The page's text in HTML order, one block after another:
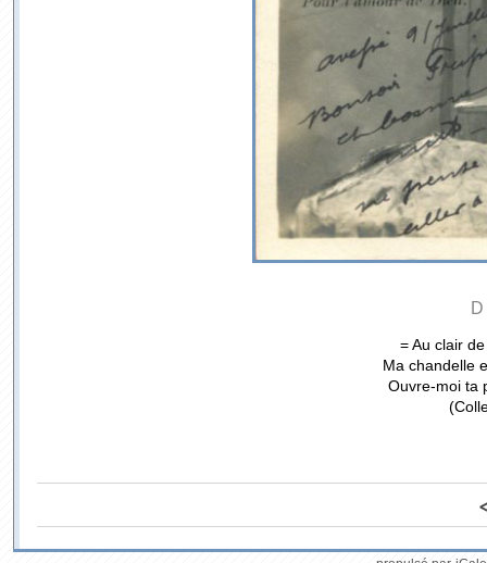
= Au clair
Ma chandelle
Ouvre-moi ta